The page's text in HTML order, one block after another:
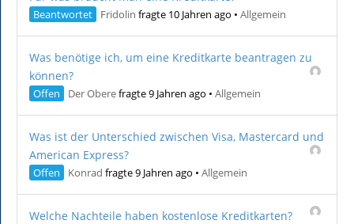
Beantwortet Fridolin fragte 10 Jahren ago • Allgemein
Was benötige ich, um eine Kreditkarte beantragen zu
können?
Offen Der Oberefragte 9 Jahren ago • Allgemein
Was ist der Unterschied zwischen Visa, Mastercard und
American Express?
Offen Konrad fragte 9 Jahren ago • Allgemein
Welche Nachteile haben kostenlose Kreditkarten?